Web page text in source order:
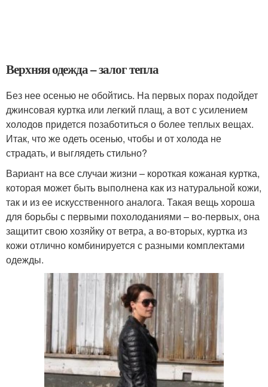
Верхняя одежда – залог тепла
Без нее осенью не обойтись. На первых порах подойдет
джинсовая куртка или легкий плащ, а вот с усилением
холодов придется позаботиться о более теплых вещах.
Итак, что же одеть осенью, чтобы и от холода не
страдать, и выглядеть стильно?
Вариант на все случаи жизни – короткая кожаная куртка,
которая может быть выполнена как из натуральной кожи,
так и из ее искусственного аналога. Такая вещь хороша
для борьбы с первыми похолоданиями – во-первых, она
защитит свою хозяйку от ветра, а во-вторых, куртка из
кожи отлично комбинируется с разными комплектами
одежды.